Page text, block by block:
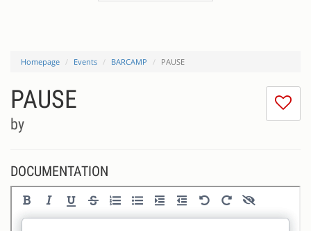
Homepage Events BARCAMP PAUSE
I
PAUSE
by
DOCUMENTATION